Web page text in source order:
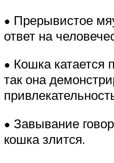
• Прерывистое
ответ на
• Кошка катается
так она
• Завывание
кошка злится.